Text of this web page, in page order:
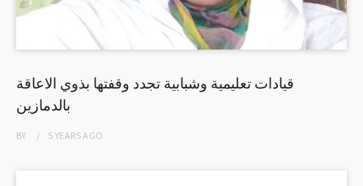
قيادات تعليمية وشبابية تجدد وقفتها بذوي الاعاقة
بالدمازين
BY 5 YEARSAGO